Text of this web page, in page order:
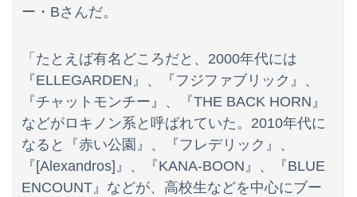
ー・Bさんだ。
「たとえば有名どころだと、2000年代には
『ELLEGARDEN』、『フジファブリック』、
『チャットモンチー』、『THE BACK HORN』
などがロキノン系と呼ばれていた。2010年代に
なると『赤い公園』、『フレデリック』、
『[Alexandros]』、『KANA-BOON』、『BLUE
ENCOUNT』などが、高校生などを中心にブー